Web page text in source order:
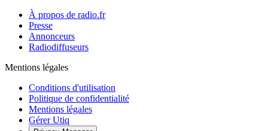
À propos de radio.fr
Presse
Annonceurs
Radiodiffuseurs
Mentions légales
Conditions d'utilisation
Politique de confidentialité
Mentions légales
Gérer Utiq